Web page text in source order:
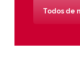
Todos de